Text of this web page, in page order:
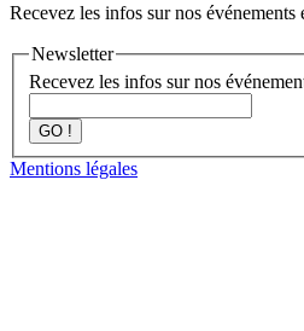
Recevez les infos sur nos
Newsletter
Recevez les infos sur nos
GO !
Mentions légales